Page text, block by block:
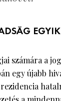
EGYIK
számára a
egy újabb